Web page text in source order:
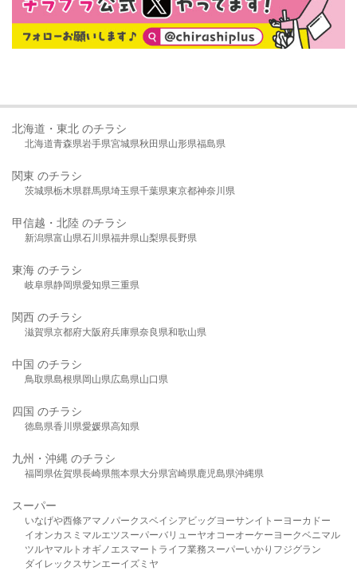
北海道・東北 のチラシ
北海道青森県岩手県宮城県秋田県山形県福島県
関東 のチラシ
茨城県栃木県群馬県埼玉県千葉県東京都神奈川県
甲信越・北陸 のチラシ
新潟県富山県石川県福井県山梨県長野県
東海 のチラシ
岐阜県静岡県愛知県三重県
関西 のチラシ
滋賀県京都府大阪府兵庫県奈良県和歌山県
中国 のチラシ
鳥取県島根県岡山県広島県山口県
四国 のチラシ
徳島県香川県愛媛県高知県
九州・沖縄 のチラシ
福岡県佐賀県長崎県熊本県大分県宮崎県鹿児島県沖縄県
スーパー
いなげや西條アマノパークスベイシア ビッグヨーサンイトーヨーカドー
イオンカスミ マルエツスーパーバリューヤオコーオーケー ヨークベニマル
ツルヤマルト オギノ エスマート ライフ業務スーパーいかり フジグラン
ダイレックスサンエーイズミヤ